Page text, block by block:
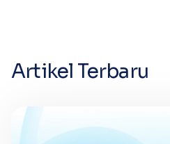
Artikel Terbaru